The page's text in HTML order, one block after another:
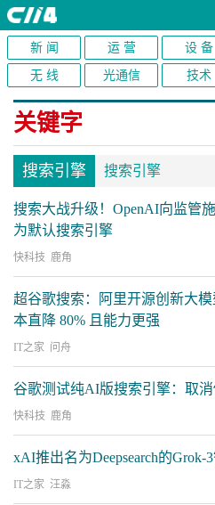
新 闻 运 营 设 备
无 线 光通信 技术
关键字
搜索引擎 搜索引擎
搜索大战升级！OpenAI向监管
为默认搜索引擎
快科技 鹿角
超谷歌搜索：阿里开源创新大模
本直降 80% 且能力更强
IT之家 问舟
谷歌测试纯AI版搜索引擎：取
快科技 鹿角
xAI推出名为Deepsearch的Grok-
IT之家 汪淼